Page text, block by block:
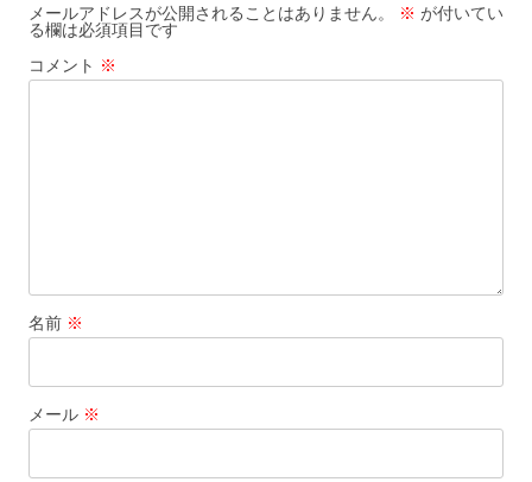
シ
ョ
ン
メールアドレスが公開されることはありません。 ※ が付いてい
る欄は必須項目です
コメント ※
名前 ※
メール ※